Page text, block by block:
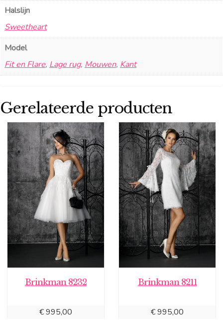
Halslijn
Sweetheart
Model
Fit en Flare, Lage rug, Mouwen, Kant
Gerelateerde producten
Brinkman 8232
€995,00
Brinkman 8211
€995,00